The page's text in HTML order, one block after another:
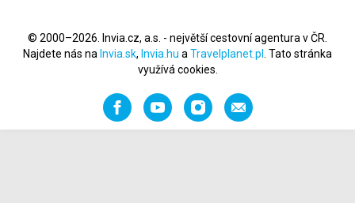
© 2000–2026. Invia.cz, a.s. - největší cestovní agentura v ČR.
Najdete nás na Invia.sk, Invia.hu a Travelplanet.pl
. Tato stránka
využívá cookies.
FacebookYouTubeInstagramNapište
nám